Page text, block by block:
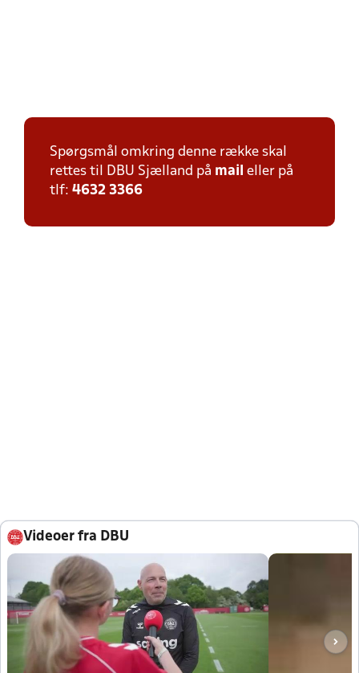
Spørgsmål omkring denne række skal
rettes til DBU Sjælland på mail eller på
tlf: 4632 3366
Videoer fra DBU